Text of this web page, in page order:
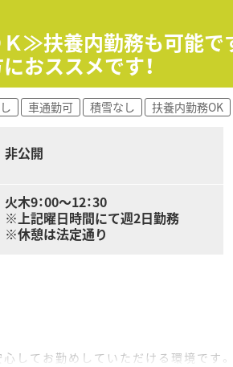
。
をお願いいたします。
グを実施できるよう、時間もしっかり
便利です♪
め、お客様に最も適切な選択を誠実
考えの方にもおすすめしたい求人です！
≫扶養内勤務も可能
おススメです！
車通勤可 積雪なし 扶養内勤務OK
非公開
火木9：00～12：30
※上記曜日時間にて週2日勤務
※休憩は法定通り
してお勤めしていただける環境です。